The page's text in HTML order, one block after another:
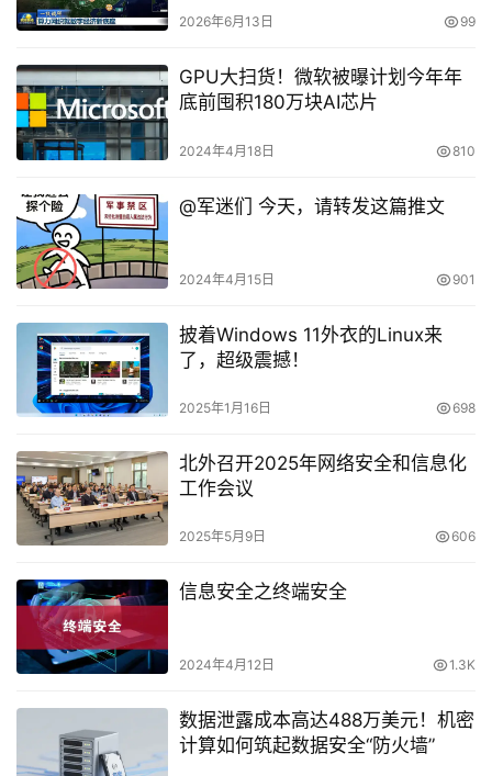
2026年6月13日 99
GPU大扫货！微软被曝计划今年年
底前囤积180万块AI芯片
2024年4月18日 810
@军迷们 今天，请转发这篇推文
2024年4月15日 901
披着Windows 11外衣的Linux来
了，超级震撼！
2025年1月16日 698
北外召开2025年网络安全和信息化
工作会议
2025年5月9日 606
信息安全之终端安全
2024年4月12日 1.3K
数据泄露成本高达488万美元！机密
计算如何筑起数据安全“防火墙”